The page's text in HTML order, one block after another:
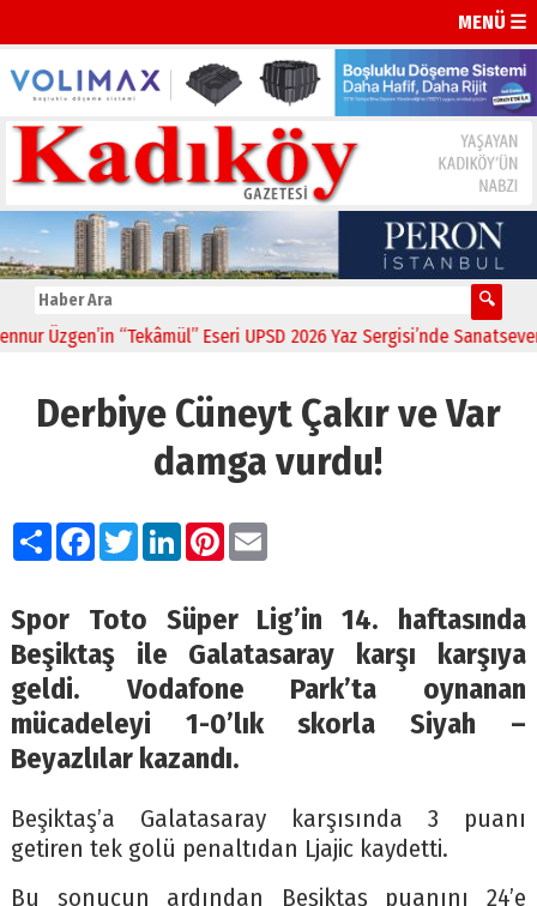
MENÜ ☰
“Tekâmül” Eseri UPSD 2026 Yaz Sergisi’nde Sanatseverlerle
Derbiye Cüneyt Çakır ve Var
damga vurdu!
PaylaşFacebook
TwitterLinkedIn
Pinterest
Email
Spor Toto Süper Lig’in 14. haftasında
Beşiktaş ile Galatasaray karşı karşıya
geldi. Vodafone Park’ta oynanan
mücadeleyi 1-0’lık skorla Siyah –
Beyazlılar kazandı.
Beşiktaş’a Galatasaray karşısında 3 puanı
getiren tek golü penaltıdan Ljajic kaydetti.
Bu sonucun ardından Beşiktaş puanını 24’e